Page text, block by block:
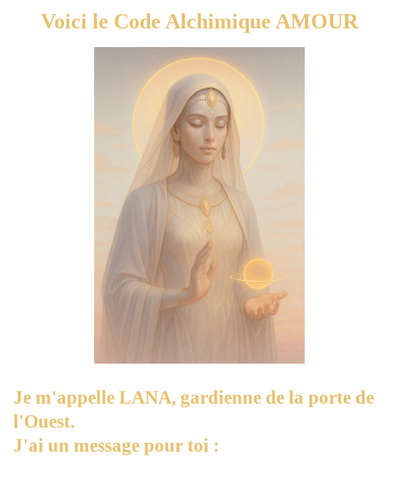
Voici le Code Alchimique AMOUR
Je m'appelle LANA, gardienne de la porte de
l'Ouest.
J'ai un message pour toi :